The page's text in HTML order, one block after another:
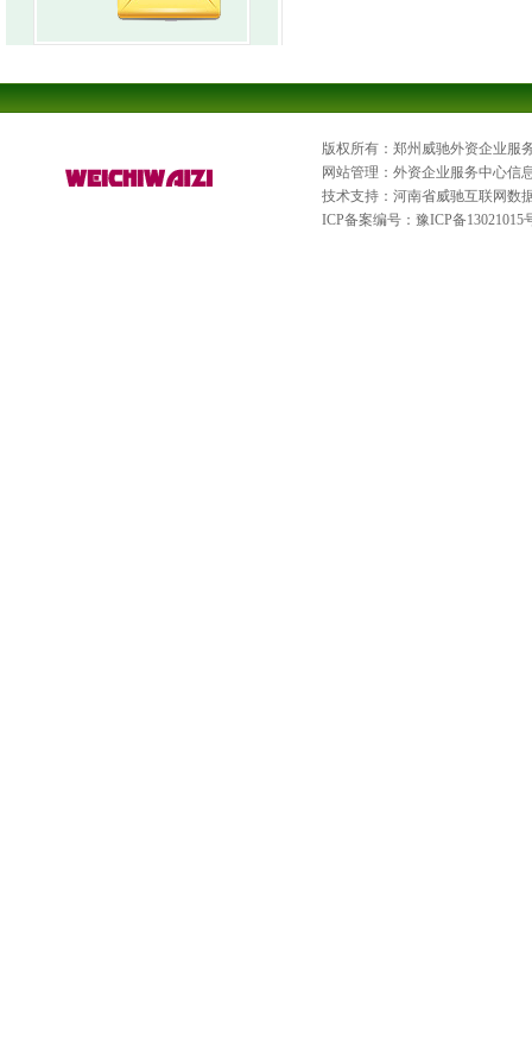
版权所有：郑州威驰外资企业服
网站管理：外资企业服务中心信
技术支持：河南省威驰互联网数
ICP备案编号： 豫ICP备13021015